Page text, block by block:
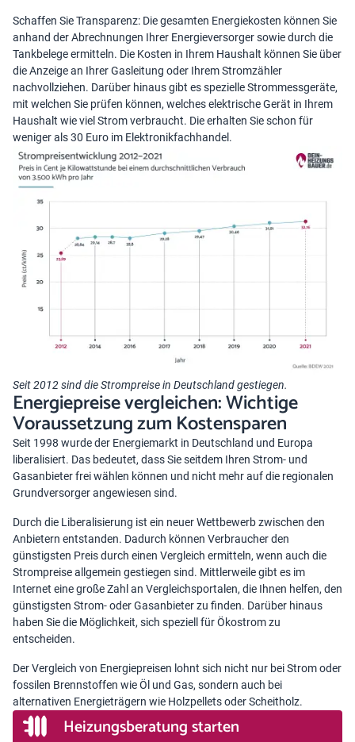
Schaffen Sie Transparenz: Die gesamten Energiekosten können Sie
anhand der Abrechnungen Ihrer Energieversorger sowie durch die
Tankbelege ermitteln. Die Kosten in Ihrem Haushalt können Sie über
die Anzeige an Ihrer Gasleitung oder Ihrem Stromzähler
nachvollziehen. Darüber hinaus gibt es spezielle Strommessgeräte,
mit welchen Sie prüfen können, welches elektrische Gerät in Ihrem
Haushalt wie viel Strom verbraucht. Die erhalten Sie schon für
weniger als 30 Euro im Elektronikfachhandel.
Seit 2012 sind die Strompreise in Deutschland gestiegen.
Energiepreise vergleichen: Wichtige
Voraussetzung zum Kostensparen
Seit 1998 wurde der Energiemarkt in Deutschland und Europa
liberalisiert. Das bedeutet, dass Sie seitdem Ihren Strom- und
Gasanbieter frei wählen können und nicht mehr auf die regionalen
Grundversorger angewiesen sind.
Durch die Liberalisierung ist ein neuer Wettbewerb zwischen den
Anbietern entstanden. Dadurch können Verbraucher den
günstigsten Preis durch einen Vergleich ermitteln, wenn auch die
Strompreise allgemein gestiegen sind. Mittlerweile gibt es im
Internet eine große Zahl an Vergleichsportalen, die Ihnen helfen, den
günstigsten Strom- oder Gasanbieter zu finden. Darüber hinaus
haben Sie die Möglichkeit, sich speziell für Ökostrom zu
entscheiden.
Der Vergleich von Energiepreisen lohnt sich nicht nur bei Strom oder
fossilen Brennstoffen wie Öl und Gas, sondern auch bei
alternativen Energieträgern wie Holzpellets oder Scheitholz.
Heizungsberatung starten